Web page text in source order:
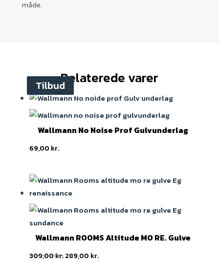
måde.
Relaterede varer
Wallmann No Noise Prof Gulvunderlag
69,00 kr.
Tilbud
Wallmann ROOMS Altitude MO RE. Gulve
309,00kr. Original
289,00 kr.Current
Tilbud